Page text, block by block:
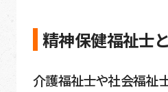
精神保健福祉士
介護福祉士や社会福祉